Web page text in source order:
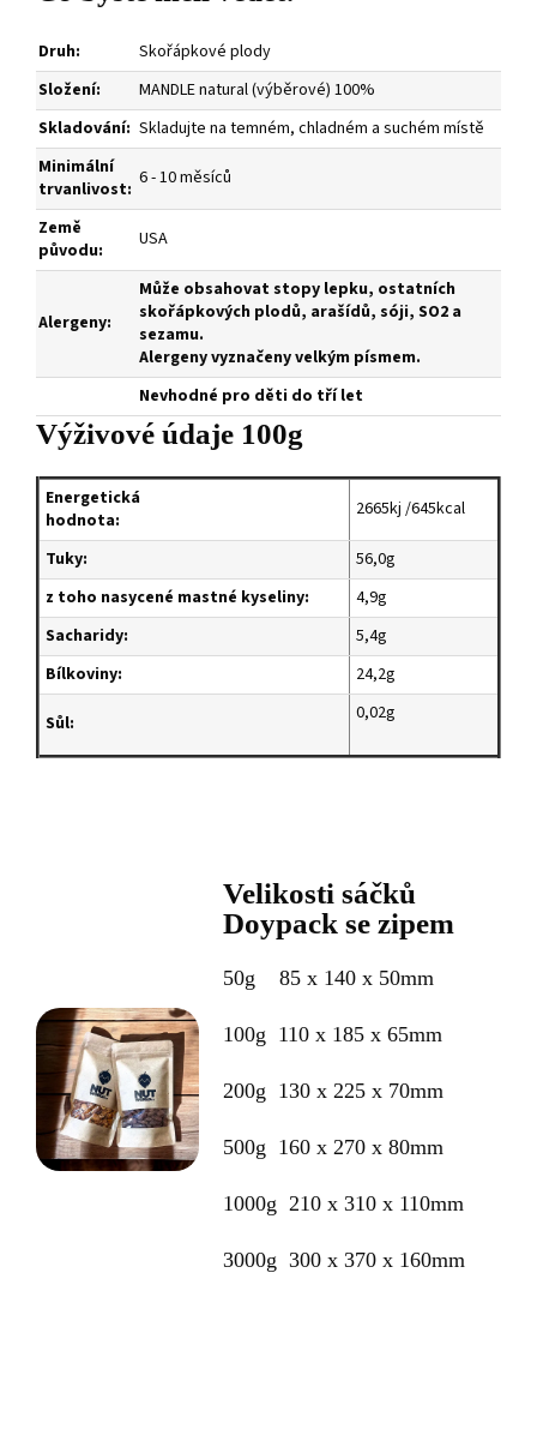
Druh:
Skořápkové plody
Složení:
MANDLE natural (výběrové) 100%
Skladování: Skladujte na temném, chladném a suchém místě
Minimální
trvanlivost: 6 - 10 měsíců
Země
původu:
USA
Alergeny:
Může obsahovat stopy lepku, ostatních
skořápkových plodů, arašídů, sóji, SO2 a
sezamu.
Alergeny vyznačeny velkým písmem.
Nevhodné pro děti do tří let
Výživové údaje 100g
Energetická
hodnota:
2665kj /645kcal
Tuky:
56,0g
z toho nasycené mastné kyseliny:
4,9g
Sacharidy:
5,4g
Bílkoviny:
24,2g
Sůl: 0,02g
Velikosti sáčků
Doypack se zipem
50g 85 x 140 x 50mm
100g 110 x 185 x 65mm
200g 130 x 225 x 70mm
500g 160 x 270 x 80mm
1000g 210 x 310 x 110mm
3000g 300 x 370 x 160mm